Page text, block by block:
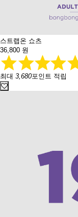
스트랩온 쇼츠
36,800 원
최대 3,680포인트 적립